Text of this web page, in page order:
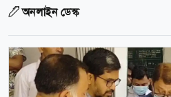
অনলাইন ডেস্ক